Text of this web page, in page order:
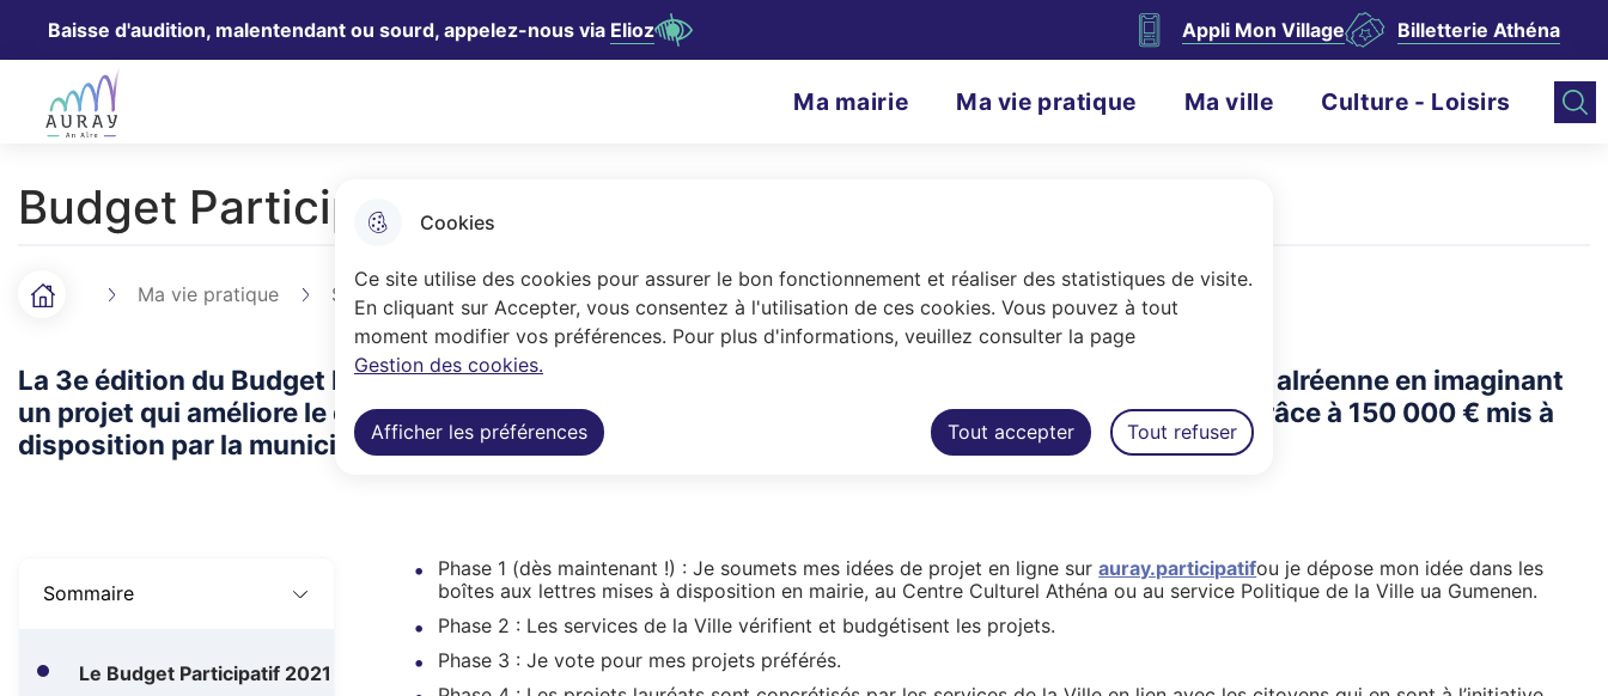
Cookies
Ce site utilise des cookies pour assurer le bon fonctionnement et réaliser des statistiques de visite.
En cliquant sur Accepter, vous consentez à l'utilisation de ces cookies. Vous pouvez à tout
moment modifier vos préférences. Pour plus d'informations, veuillez consulter la page
Gestion des cookies.
Afficher les préférences Tout accepter Tout refuser
Aller au contenu principal
Baisse d'audition, malentendant ou sourd, appelez-nous via Elioz Appli Mon Village Billetterie Athéna
Ville Auray Menu principal
N
g
a
t
r
i
n
Ma mairie Ma vie pratique Ma ville Culture - Loisirs
Budget Participatif
F
i
l
d
a
Accueil Ma vie pratique Social-Solidarité La politique de la ville Budget Participatif
La 3e édition du Budget Participatif est lancée ! Vous souhaitez contribuer concrètement à la vie alréenne en imaginant
un projet qui améliore le quotidien de chacun ? Participez chaque année au Budget Participatif grâce à 150 000 € mis à
disposition par la municipalité aux habitant·e·s du territoire.
Sommaire
Le Budget Participatif 2021
Phase 1 (dès maintenant !) : Je soumets mes idées de projet en ligne surauray.participatifou je dépose mon idée dans les
boîtes aux lettres mises à disposition en mairie, au Centre Culturel Athéna ou au service Politique de la Ville ua Gumenen.
Phase 2 : Les services de la Ville vérifient et budgétisent les projets.
Phase 3 : Je vote pour mes projets préférés.